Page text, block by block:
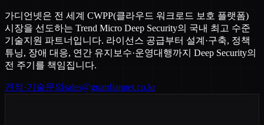
가디언넷은 전 세계 CWPP(클라우드 워크로드 보호 플랫폼)
시장을 선도하는 Trend Micro Deep Security의 국내 최고 수준
기술지원 파트너입니다. 라이선스 공급부터 설계·구축, 정책
튜닝, 장애 대응, 연간 유지보수·운영대행까지 Deep Security의
전 주기를 책임집니다.
견적·기술문의 sales@guardiannet.co.kr